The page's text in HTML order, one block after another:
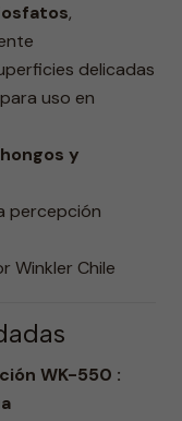
,
delicadas
uso en
y
percepción
Chile
WK-550 :